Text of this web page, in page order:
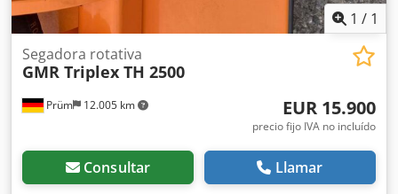
1 / 1
Prüm 12.005 km
Segadora rotativa
GMR Triplex TH 2500
EUR 15.900
precio fijo IVA no incluído
Consultar Llamar